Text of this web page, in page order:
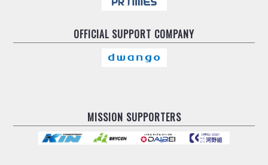
OFFICIAL SUPPORT COMPANY
MISSION SUPPORTERS